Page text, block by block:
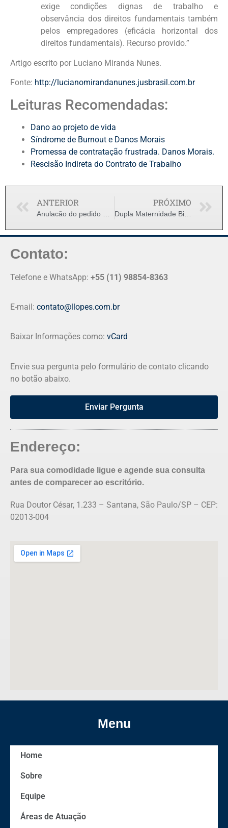
exige condições dignas de trabalho e
observância dos direitos fundamentais também
pelos empregadores (eficácia horizontal dos
direitos fundamentais). Recurso provido.”
Artigo escrito por Luciano Miranda Nunes.
Fonte: http://lucianomirandanunes.jusbrasil.com.br
Leituras Recomendadas:
Dano ao projeto de vida
Síndrome de Burnout e Danos Morais
Promessa de contratação frustrada. Danos Morais.
Rescisão Indireta do Contrato de Trabalho
ANTERIOR PRÓXIMO
Dupla Maternidade Biológica
Contato:
Telefone e WhatsApp: +55 (11) 98854-8363
E-mail: contato@llopes.com.br
Baixar Informações como: vCard
Envie sua pergunta pelo formulário de contato clicando
no botão abaixo.
Enviar Pergunta
Endereço:
Para sua comodidade ligue e agende sua consulta
antes de comparecer ao escritório.
Rua Doutor César, 1.233 – Santana, São Paulo/SP – CEP:
02013-004
Menu
Home
Sobre
Equipe
Áreas de Atuação